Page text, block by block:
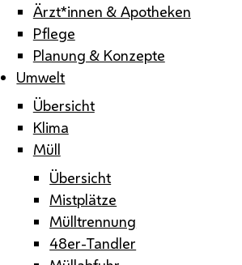
Ärzt*innen & Apotheken
Pflege
Planung & Konzepte
Umwelt
Übersicht
Klima
Müll
Übersicht
Mistplätze
Mülltrennung
48er-Tandler